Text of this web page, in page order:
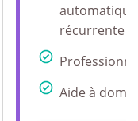
automatique
récurrente
Aide à